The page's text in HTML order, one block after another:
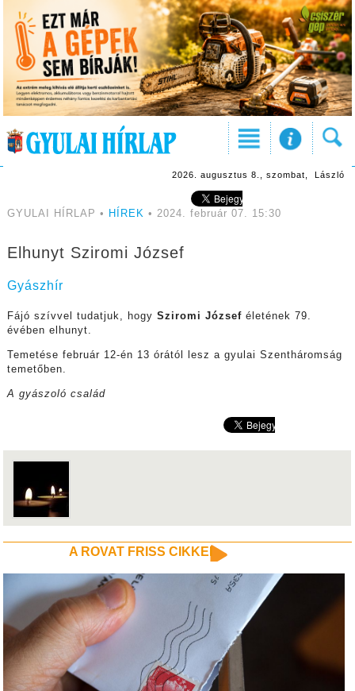
2026. augusztus 8., szombat, László
GYULAI HÍRLAP • HÍREK • 2024. február 07. 15:30
Elhunyt Sziromi József
Gyászhír
Fájó szívvel tudatjuk, hogy Sziromi Józseféletének 79.
évében elhunyt.
Temetése február 12-én 13 órától lesz a gyulai Szentháromság
temetőben.
A gyászoló család
A ROVAT FRISS CIKKEI